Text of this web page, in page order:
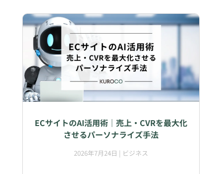
ECサイトのAI活用術｜売上・CVRを最大化
させるパーソナライズ手法
2026年7月24日 | ビジネス